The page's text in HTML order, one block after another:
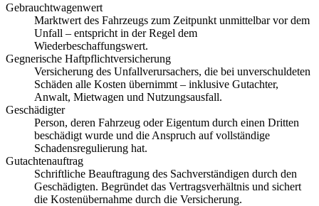
Gebrauchtwagenwert
Marktwert des Fahrzeugs zum Zeitpunkt unmittelbar vor dem
Unfall – entspricht in der Regel dem
Wiederbeschaffungswert.
Gegnerische Haftpflichtversicherung
Versicherung des Unfallverursachers, die bei unverschuldeten
Schäden alle Kosten übernimmt – inklusive Gutachter,
Anwalt, Mietwagen und Nutzungsausfall.
Geschädigter
Person, deren Fahrzeug oder Eigentum durch einen Dritten
beschädigt wurde und die Anspruch auf vollständige
Schadensregulierung hat.
Gutachtenauftrag
Schriftliche Beauftragung des Sachverständigen durch den
Geschädigten. Begründet das Vertragsverhältnis und sichert
die Kostenübernahme durch die Versicherung.